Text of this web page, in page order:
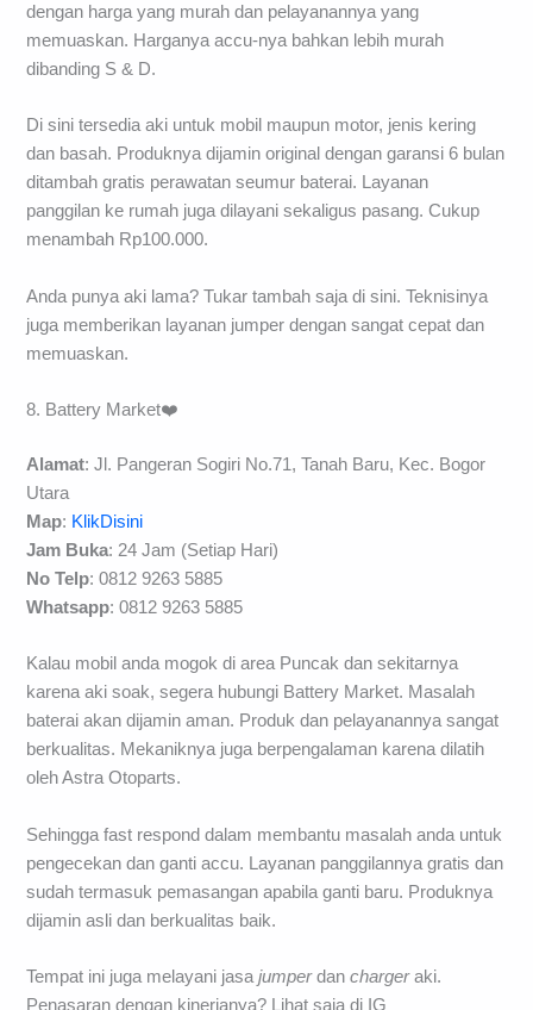
dengan harga yang murah dan pelayanannya yang
memuaskan. Harganya accu-nya bahkan lebih murah
dibanding S & D.
Di sini tersedia aki untuk mobil maupun motor, jenis kering
dan basah. Produknya dijamin original dengan garansi 6 bulan
ditambah gratis perawatan seumur baterai. Layanan
panggilan ke rumah juga dilayani sekaligus pasang. Cukup
menambah Rp100.000.
Anda punya aki lama? Tukar tambah saja di sini. Teknisinya
juga memberikan layanan jumper dengan sangat cepat dan
memuaskan.
8. Battery Market❤️
Alamat: Jl. Pangeran Sogiri No.71, Tanah Baru, Kec. Bogor
Utara
Map: KlikDisini
Jam Buka: 24 Jam (Setiap Hari)
No Telp: 0812 9263 5885
Whatsapp: 0812 9263 5885
Kalau mobil anda mogok di area Puncak dan sekitarnya
karena aki soak, segera hubungi Battery Market. Masalah
baterai akan dijamin aman. Produk dan pelayanannya sangat
berkualitas. Mekaniknya juga berpengalaman karena dilatih
oleh Astra Otoparts.
Sehingga fast respond dalam membantu masalah anda untuk
pengecekan dan ganti accu. Layanan panggilannya gratis dan
sudah termasuk pemasangan apabila ganti baru. Produknya
dijamin asli dan berkualitas baik.
Tempat ini juga melayani jasajumperdanchargeraki.
Penasaran dengan kinerjanya? Lihat saja di IG